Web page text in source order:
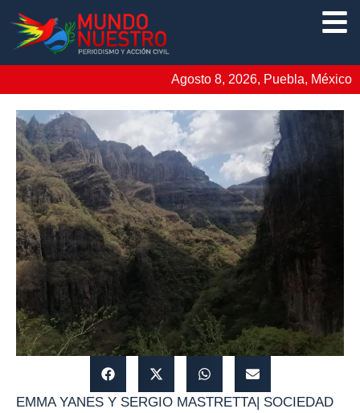
Agosto 8, 2026, Puebla, México
EMMA YANES Y SERGIO MASTRETTA| SOCIEDAD